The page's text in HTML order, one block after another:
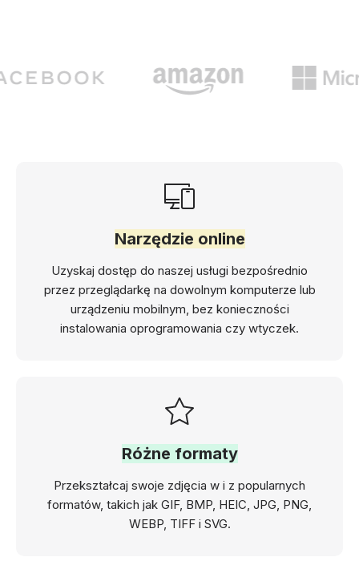
Narzędzie online
Uzyskaj dostęp do naszej usługi bezpośrednio
przez przeglądarkę na dowolnym komputerze lub
urządzeniu mobilnym, bez konieczności
instalowania oprogramowania czy wtyczek.
Różne formaty
Przekształcaj swoje zdjęcia w i z popularnych
formatów, takich jak GIF, BMP, HEIC, JPG, PNG,
WEBP, TIFF i SVG.